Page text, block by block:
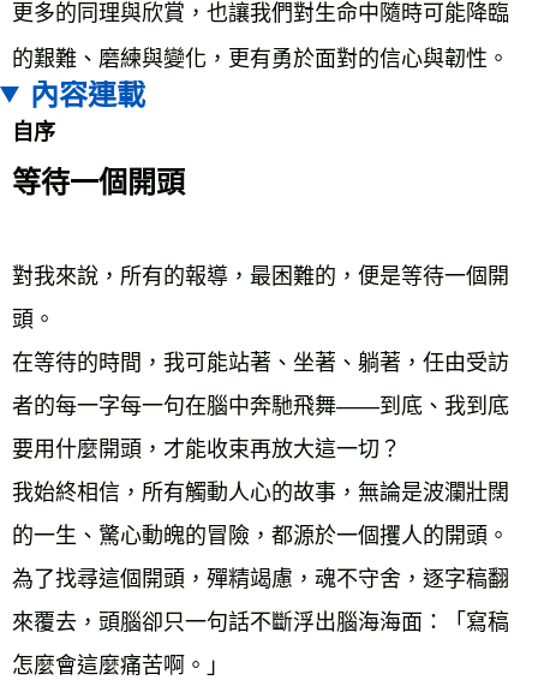
更多的同理與欣賞，也讓我們對生命中隨時可能降臨
的艱難、磨練與變化，更有勇於面對的信心與韌性。
內容連載
自序
等待一個開頭
對我來說，所有的報導，最困難的，便是等待一個開
頭。
在等待的時間，我可能站著、坐著、躺著，任由受訪
者的每一字每一句在腦中奔馳飛舞——到底、我到底
要用什麼開頭，才能收束再放大這一切？
我始終相信，所有觸動人心的故事，無論是波瀾壯闊
的一生、驚心動魄的冒險，都源於一個攫人的開頭。
為了找尋這個開頭，殫精竭慮，魂不守舍，逐字稿翻
來覆去，頭腦卻只一句話不斷浮出腦海海面：「寫稿
怎麼會這麼痛苦啊。」